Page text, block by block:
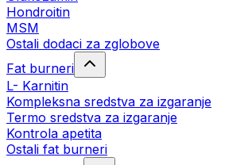
Hondroitin
MSM
Ostali dodaci za zglobove
Fat burneri
L- Karnitin
Kompleksna sredstva za izgaranje
Termo sredstva za izgaranje
Kontrola apetita
Ostali fat burneri